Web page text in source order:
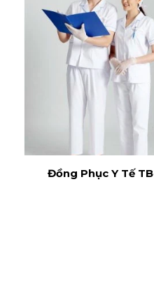
Đồng Phục Y Tế